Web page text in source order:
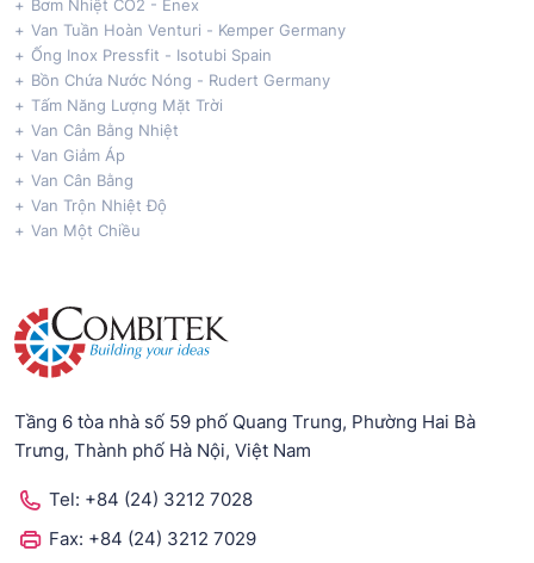
Bơm Nhiệt CO2 - Enex
Van Tuần Hoàn Venturi - Kemper Germany
Ống Inox Pressfit - Isotubi Spain
Bồn Chứa Nước Nóng - Rudert Germany
Tấm Năng Lượng Mặt Trời
Van Cân Bằng Nhiệt
Van Giảm Áp
Van Cân Bằng
Van Trộn Nhiệt Độ
Van Một Chiều
Tầng 6 tòa nhà số 59 phố Quang Trung, Phường Hai Bà
Trưng, Thành phố Hà Nội, Việt Nam
Tel: +84 (24) 3212 7028
Fax: +84 (24) 3212 7029